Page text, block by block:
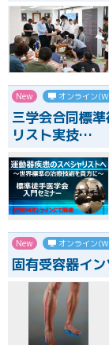
New オンライン
三学会合同標
リスト実技…
New オンライン
固有受容器イ